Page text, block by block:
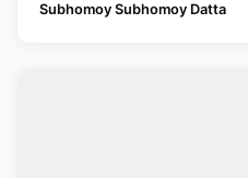
Subhomoy Subhomoy Datta